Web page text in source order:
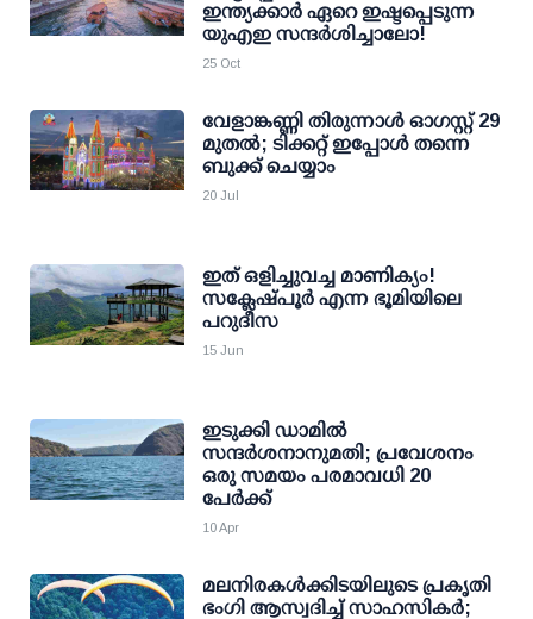
ഇന്ത്യക്കാര്‍ ഏറെ ഇഷ്ടപ്പെടുന്ന
യുഎഇ സന്ദര്‍ശിച്ചാലോ!
25 Oct
വേളാങ്കണ്ണി തിരുന്നാള്‍ ഓഗസ്റ്റ് 29
മുതല്‍; ടിക്കറ്റ് ഇപ്പോള്‍ തന്നെ
ബുക്ക് ചെയ്യാം
20 Jul
ഇത് ഒളിച്ചുവച്ച മാണിക്യം!
സക്ലേഷ്പൂര്‍ എന്ന ഭൂമിയിലെ
പറുദീസ
15 Jun
ഇടുക്കി ഡാമില്‍
സന്ദര്‍ശനാനുമതി; പ്രവേശനം
ഒരു സമയം പരമാവധി 20
പേര്‍ക്ക്
10 Apr
മലനിരകള്‍ക്കിടയിലുടെ പ്രകൃതി
ഭംഗി ആസ്വദിച്ച് സാഹസികര്‍;